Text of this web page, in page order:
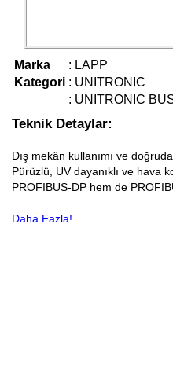
Marka : LAPP
Kategori : UNITRONIC
: UNITRONIC
Teknik Detaylar:
Dış mekân kullanımı ve
Pürüzlü, UV dayanıklı ve hava
PROFIBUS-DP hem de
Daha Fazla!